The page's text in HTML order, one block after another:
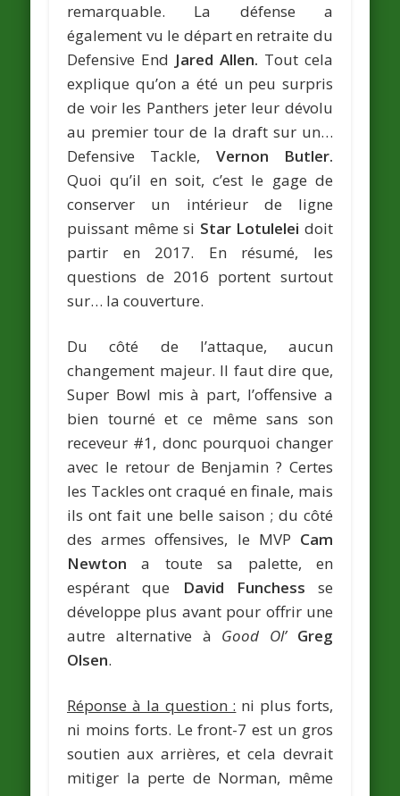
remarquable. La défense a
également vu le départ en retraite du
Defensive End Jared Allen. Tout cela
explique qu’on a été un peu surpris
de voir les Panthers jeter leur dévolu
au premier tour de la draft sur un…
Defensive Tackle, Vernon Butler.
Quoi qu’il en soit, c’est le gage de
conserver un intérieur de ligne
puissant même si Star Lotulelei doit
partir en 2017. En résumé, les
questions de 2016 portent surtout
sur… la couverture.
Du côté de l’attaque, aucun
changement majeur. Il faut dire que,
Super Bowl mis à part, l’offensive a
bien tourné et ce même sans son
receveur #1, donc pourquoi changer
avec le retour de Benjamin ? Certes
les Tackles ont craqué en finale, mais
ils ont fait une belle saison ; du côté
des armes offensives, le MVP Cam
Newton a toute sa palette, en
espérant que
David Funchess se
développe plus avant pour offrir une
autre alternative à Good Ol’ Greg
Olsen.
Réponse à la question : ni plus forts,
ni moins forts. Le front-7 est un gros
soutien aux arrières, et cela devrait
mitiger la perte de Norman, même